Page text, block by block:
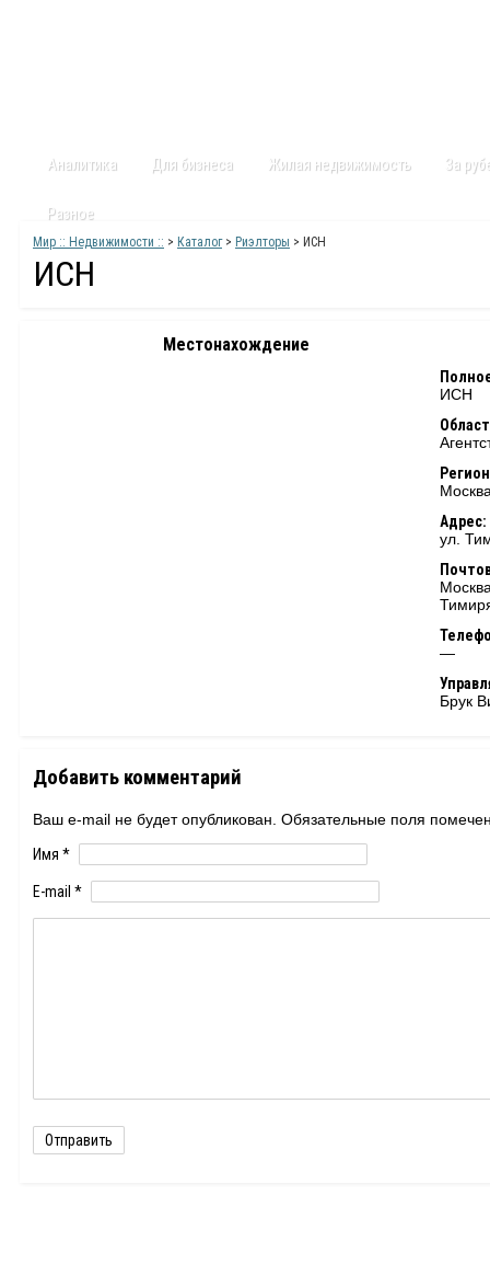
Аналитика Для бизнеса Жилая недвижимость За
Разное
Мир :: Недвижимости :: > Каталог> Риэлторы > ИСН
ИСН
Местонахождение
ИСН
Адрес:
ул.
—
Брук
Добавить комментарий
Ваш e-mail не будет опубликован. Обязательные поля
Имя *
E-mail *